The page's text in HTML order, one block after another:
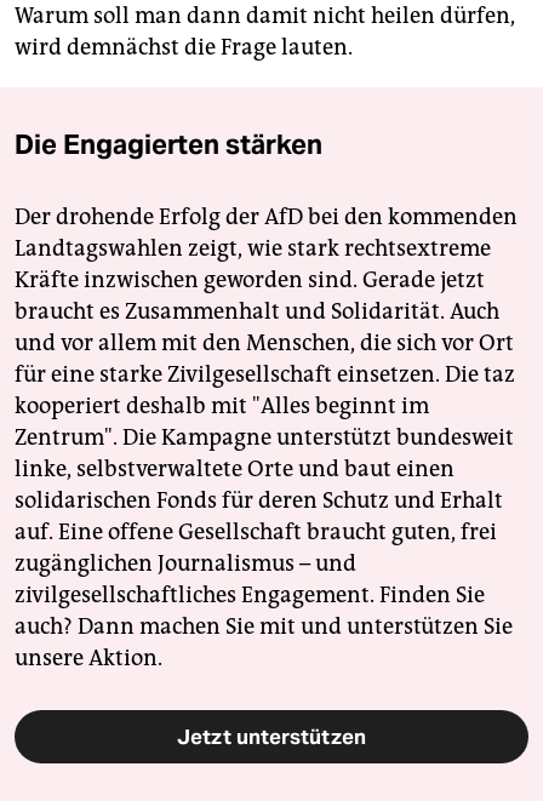
Warum soll man dann damit nicht heilen dürfen,
wird demnächst die Frage lauten.
Die Engagierten stärken
Der drohende Erfolg der AfD bei den kommenden
Landtagswahlen zeigt, wie stark rechtsextreme
Kräfte inzwischen geworden sind. Gerade jetzt
braucht es Zusammenhalt und Solidarität. Auch
und vor allem mit den Menschen, die sich vor Ort
für eine starke Zivilgesellschaft einsetzen. Die taz
kooperiert deshalb mit "Alles beginnt im
Zentrum". Die Kampagne unterstützt bundesweit
linke, selbstverwaltete Orte und baut einen
solidarischen Fonds für deren Schutz und Erhalt
auf. Eine offene Gesellschaft braucht guten, frei
zugänglichen Journalismus – und
zivilgesellschaftliches Engagement. Finden Sie
auch? Dann machen Sie mit und unterstützen Sie
unsere Aktion.
Jetzt unterstützen